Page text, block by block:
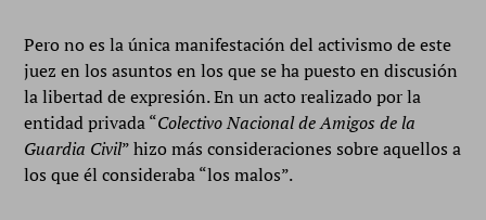
Pero no es la única manifestación del activismo de este
juez en los asuntos en los que se ha puesto en discusión
la libertad de expresión. En un acto realizado por la
entidad privada “Colectivo Nacional de Amigos de la
Guardia Civil” hizo más consideraciones sobre aquellos a
los que él consideraba “los malos”.